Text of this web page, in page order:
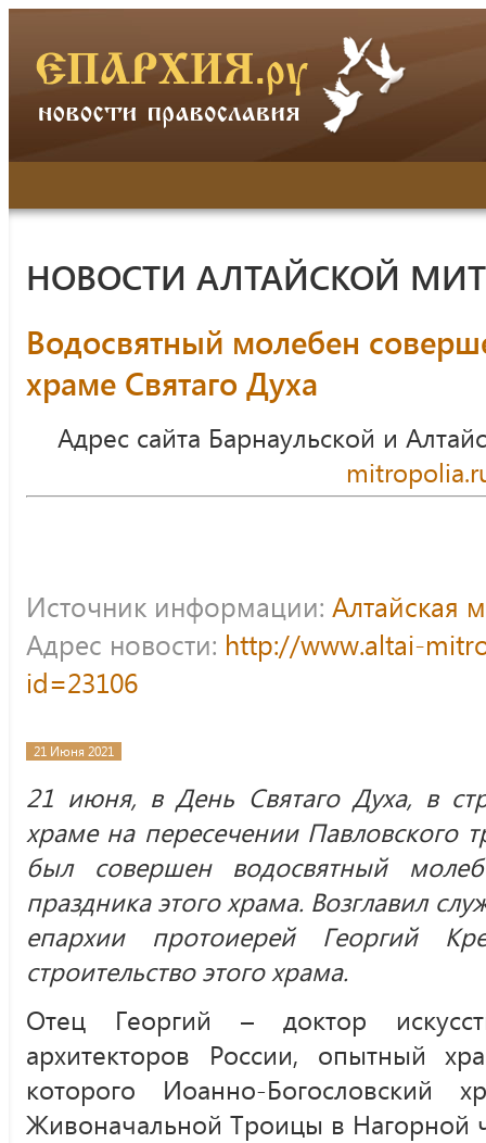
НОВОСТИ АЛТАЙСКОЙ
Водосвятный молебен
храме Святаго Духа
Адрес сайта Барнаульской и
Источник информации: Алтайская
Адрес новости: http://www.altai-
id=23106
21 Июня 2021
21 июня, в День Святаго Духа, в
храме на пересечении Павловского
был совершен водосвятный
праздника этого храма. Возглавил
епархии протоиерей Георгий
строительство этого храма.
Отец Георгий – доктор
архитекторов России, опытный
которого Иоанно-Богословский
Живоначальной Троицы в Нагорной